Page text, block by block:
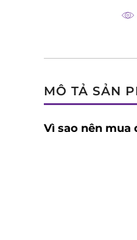
MÔ TẢ SẢN
Vì sao nên mua